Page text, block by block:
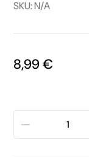
SKU: N/A
8,99€
Trixie